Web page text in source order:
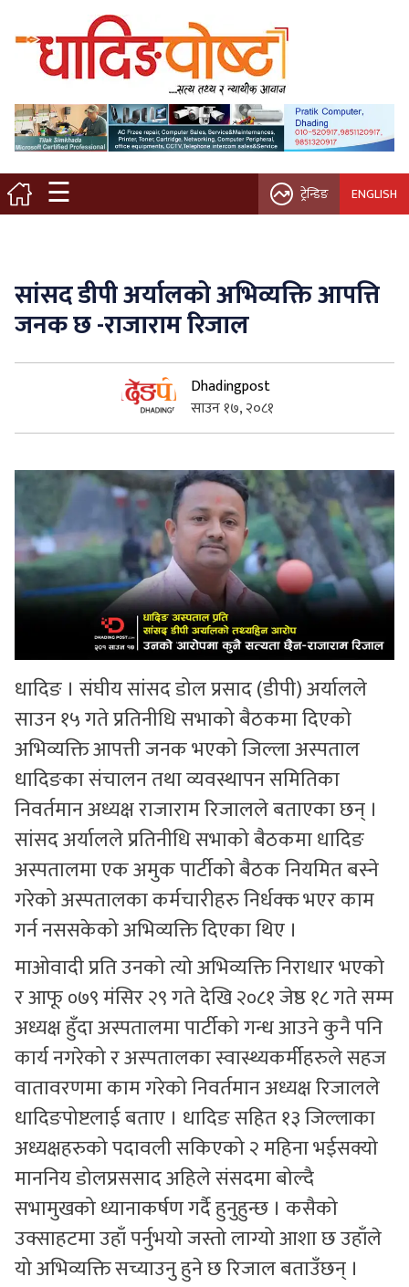
☰
मुख्य पृष्ठ
स्थानीय समाचार
विचार / ब्लग
नगर/गाउँ पालिका
कृषि/सहकारी
साहित्य / संस्कृति
सुचनाहरु
स्वास्थ्य
भिडियो
ट्रेन्डिङ ENGLISH
सांसद डीपी अर्यालको अभिव्यक्ति आपत्ति
जनक छ -राजाराम रिजाल
Dhadingpost
साउन १७, २०८१
धादिङ । संघीय सांसद डोल प्रसाद (डीपी) अर्यालले
साउन १५ गते प्रतिनीधि सभाको बैठकमा दिएको
अभिव्यक्ति आपत्ती जनक भएको जिल्ला अस्पताल
धादिङका संचालन तथा व्यवस्थापन समितिका
निवर्तमान अध्यक्ष राजाराम रिजालले बताएका छन् ।
सांसद अर्यालले प्रतिनीधि सभाको बैठकमा धादिङ
अस्पतालमा एक अमुक पार्टीको बैठक नियमित बस्ने
गरेको अस्पतालका कर्मचारीहरु निर्धक्क भएर काम
गर्न नससकेको अभिव्यक्ति दिएका थिए ।
माओवादी प्रति उनको त्यो अभिव्यक्ति निराधार भएको
र आफू ०७९ मंसिर २९ गते देखि २०८१ जेष्ठ १८ गते सम्म
अध्यक्ष हुँदा अस्पतालमा पार्टीको गन्ध आउने कुनै पनि
कार्य नगरेको र अस्पतालका स्वास्थ्यकर्मीहरुले सहज
वातावरणमा काम गरेको निवर्तमान अध्यक्ष रिजालले
धादिङपोष्टलाई बताए । धादिङ सहित १३ जिल्लाका
अध्यक्षहरुको पदावली सकिएको २ महिना भईसक्यो
माननिय डोलप्रससाद अहिले संसदमा बोल्दै
सभामुखको ध्यानाकर्षण गर्दै हुनुहुन्छ । कसैको
उक्साहटमा उहाँ पर्नुभयो जस्तो लाग्यो आशा छ उहाँले
यो अभिव्यक्ति सच्याउनु हुने छ रिजाल बताउँछन् ।